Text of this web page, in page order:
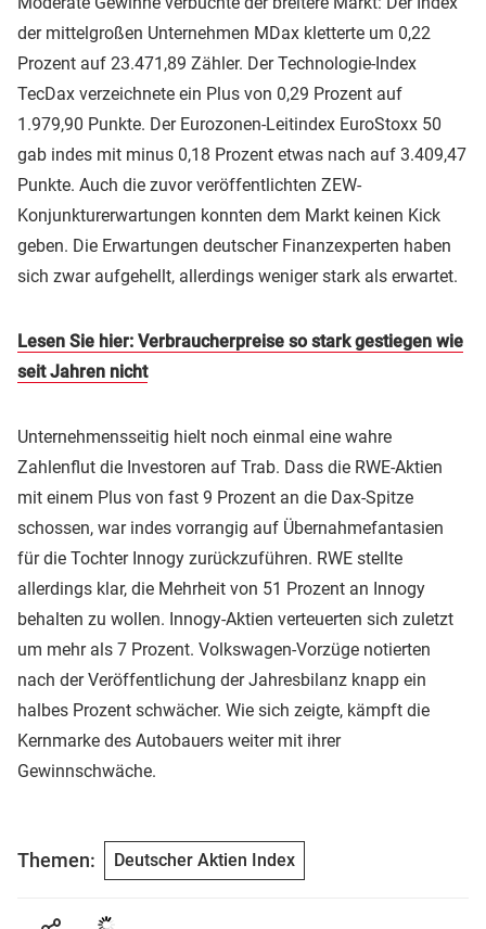
der mittelgroßen Unternehmen MDax kletterte um 0,22
Prozent auf 23.471,89 Zähler. Der Technologie-Index
TecDax verzeichnete ein Plus von 0,29 Prozent auf
1.979,90 Punkte. Der Eurozonen-Leitindex EuroStoxx 50
gab indes mit minus 0,18 Prozent etwas nach auf 3.409,47
Punkte. Auch die zuvor veröffentlichten ZEW-
Konjunkturerwartungen konnten dem Markt keinen Kick
geben. Die Erwartungen deutscher Finanzexperten haben
sich zwar aufgehellt, allerdings weniger stark als erwartet.
Lesen Sie hier: Verbraucherpreise so stark gestiegen wie
seit Jahren nicht
Unternehmensseitig hielt noch einmal eine wahre
Zahlenflut die Investoren auf Trab. Dass die RWE-Aktien
mit einem Plus von fast 9 Prozent an die Dax-Spitze
schossen, war indes vorrangig auf Übernahmefantasien
für die Tochter Innogy zurückzuführen. RWE stellte
allerdings klar, die Mehrheit von 51 Prozent an Innogy
behalten zu wollen. Innogy-Aktien verteuerten sich zuletzt
um mehr als 7 Prozent. Volkswagen-Vorzüge notierten
nach der Veröffentlichung der Jahresbilanz knapp ein
halbes Prozent schwächer. Wie sich zeigte, kämpft die
Kernmarke des Autobauers weiter mit ihrer
Gewinnschwäche.
Themen: Deutscher Aktien Index